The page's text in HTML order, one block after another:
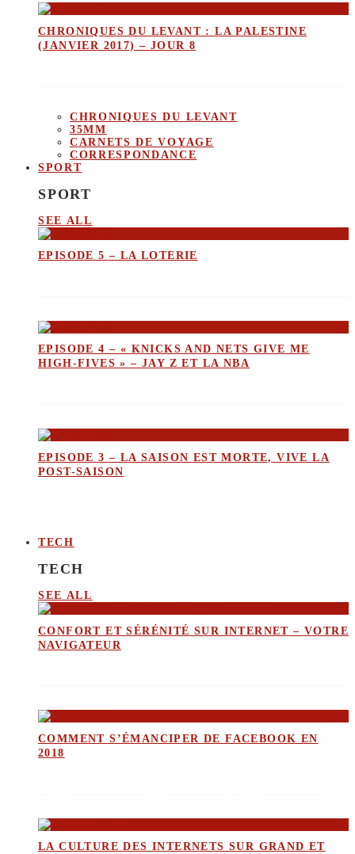
CHRONIQUES DU LEVANT : LA PALESTINE
(JANVIER 2017) – JOUR 8
CHRONIQUES DU LEVANT
35MM
CARNETS DE VOYAGE
CORRESPONDANCE
SPORT
SPORT
SEE ALL
EPISODE 5 – LA LOTERIE
EPISODE 4 – « KNICKS AND NETS GIVE ME
HIGH-FIVES » – JAY Z ET LA NBA
EPISODE 3 – LA SAISON EST MORTE, VIVE LA
POST-SAISON
TECH
TECH
SEE ALL
CONFORT ET SÉRÉNITÉ SUR INTERNET – VOTRE
NAVIGATEUR
COMMENT S’ÉMANCIPER DE FACEBOOK EN
2018
LA CULTURE DES INTERNETS SUR GRAND ET